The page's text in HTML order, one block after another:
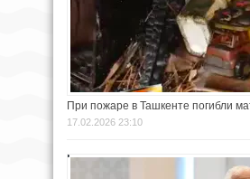
При пожаре в Ташкенте погибли
17.02.2026 23:10